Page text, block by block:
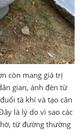
còn mang giá trị
gian, ánh đèn từ
tà khí và tạo cân
là lý do vì sao các
từ đường thường